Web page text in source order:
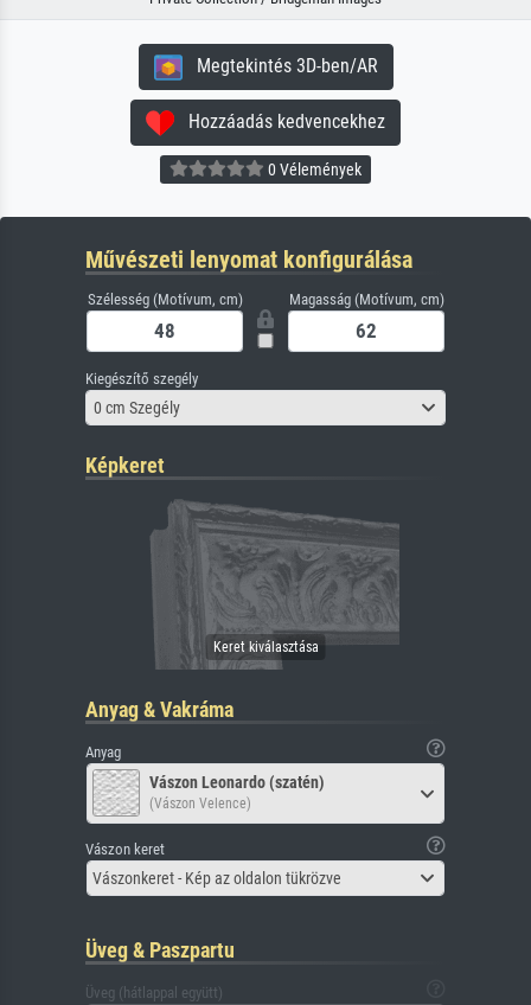
Megtekintés 3D-ben/AR
Hozzáadás kedvencekhez
0 Vélemények
Művészeti lenyomat konfigurálása
Szélesség (Motívum, cm) Magasság (Motívum, cm)
Kiegészítő szegély
0 cm Szegély
Képkeret
Anyag & Vakráma
Anyag
Vászon Leonardo (szatén)
(Vászon Velence)
Vászon keret
Vászonkeret - Kép az oldalon tükrözve
Üveg & Paszpartu
Üveg (hátlappal együtt)